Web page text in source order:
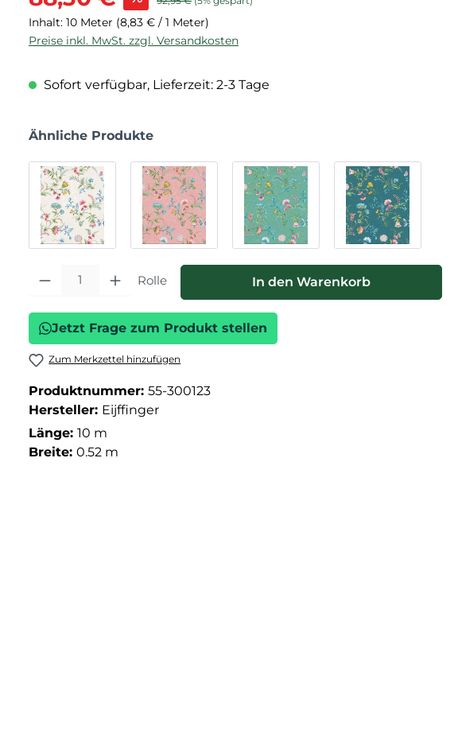
Inhalt: 10 Meter (8,83 € / 1 Meter)
Preise inkl. MwSt. zzgl. Versandkosten
Sofort verfügbar, Lieferzeit: 2-3 Tage
Ähnliche Produkte
Produkt Anzahl: Gib den gewünschten Wert ein oder benutze die
Rolle In den Warenkorb
Jetzt Frage zum Produkt stellen
Zum Merkzettel hinzufügen
Produktnummer: 55-300123
Hersteller: Eijffinger
Länge: 10 m
Breite: 0.52 m